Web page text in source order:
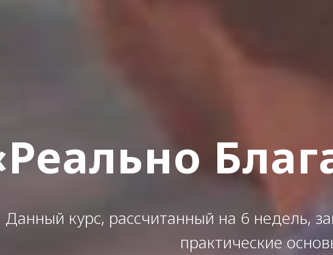
Данный курс, рассчитанный на 6 недель,
практические